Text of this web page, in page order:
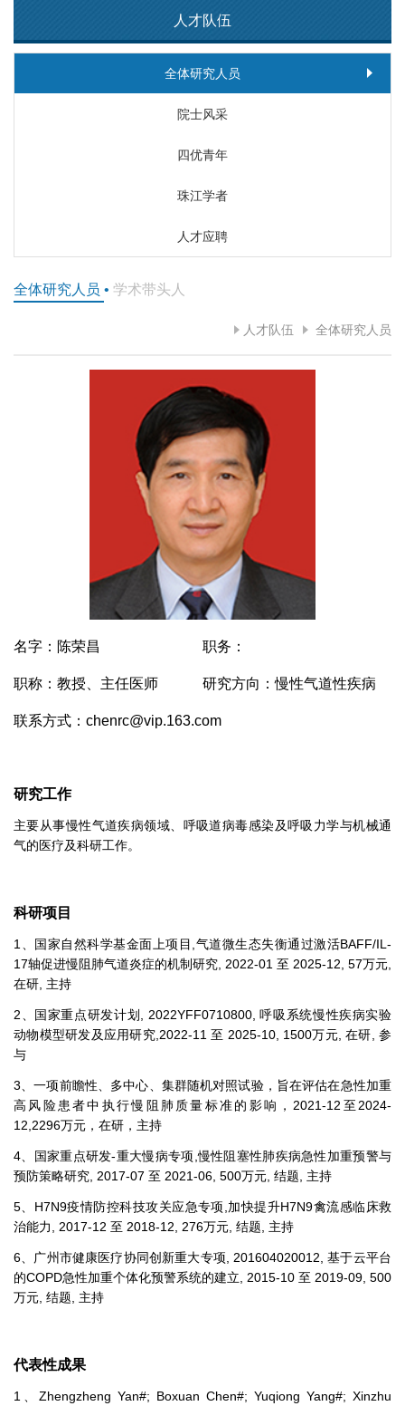
人才队伍
全体研究人员
院士风采
四优青年
珠江学者
人才应聘
全体研究人员 • 学术带头人
人才队伍 全体研究人员
名字：陈荣昌 职务：
职称：教授、主任医师 研究方向：慢性气道性疾病
联系方式：chenrc@vip.163.com
研究工作
主要从事慢性气道疾病领域、呼吸道病毒感染及呼吸力学与机械通
气的医疗及科研工作。
科研项目
1、国家自然科学基金面上项目,气道微生态失衡通过激活BAFF/IL-
17轴促进慢阻肺气道炎症的机制研究, 2022-01 至 2025-12, 57万元,
在研, 主持
2、国家重点研发计划, 2022YFF0710800, 呼吸系统慢性疾病实验
动物模型研发及应用研究,2022-11 至 2025-10, 1500万元, 在研, 参
与
3、一项前瞻性、多中心、集群随机对照试验，旨在评估在急性加重
高风险患者中执行慢阻肺质量标准的影响，2021-12至2024-
12,2296万元，在研，主持
4、国家重点研发-重大慢病专项,慢性阻塞性肺疾病急性加重预警与
预防策略研究, 2017-07 至 2021-06, 500万元, 结题, 主持
5、H7N9疫情防控科技攻关应急专项,加快提升H7N9禽流感临床救
治能力, 2017-12 至 2018-12, 276万元, 结题, 主持
6、广州市健康医疗协同创新重大专项, 201604020012, 基于云平台
的COPD急性加重个体化预警系统的建立, 2015-10 至 2019-09, 500
万元, 结题, 主持
代表性成果
1、Zhengzheng Yan#; Boxuan Chen#; Yuqiong Yang#; Xinzhu